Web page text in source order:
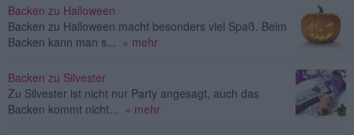
Backen zu Halloween
Backen zu Halloween macht besonders viel Spaß. Beim
Backen kann man s...
» mehr
Backen zu Silvester
Zu Silvester ist nicht nur Party angesagt, auch das
Backen kommt nicht...
» mehr